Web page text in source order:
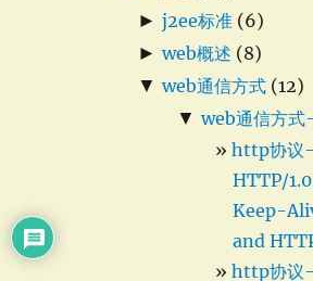
► j2ee标准 (6)
► web概述 (8)
▼ web通信方式 (12)
▼ web通信方
http协议
HTTP/
Keep-
and
http协议